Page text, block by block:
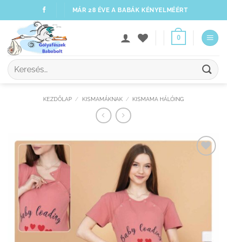
to
content
MÁR 28 ÉVE A BABÁK KÉNYELMÉÉRT
0
Keresés
a
KEZDŐLAP / KISMAMÁKNAK / KISMAMA HÁLÓING